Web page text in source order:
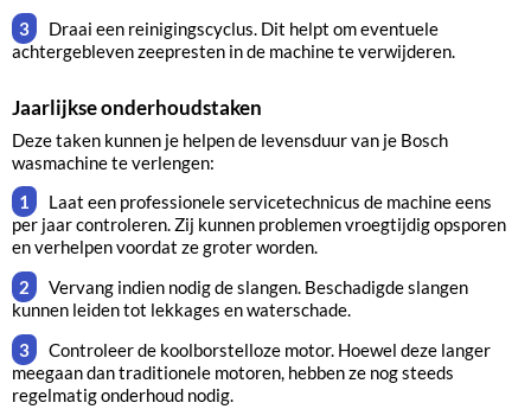
Draai een reinigingscyclus. Dit helpt om eventuele
achtergebleven zeepresten in de machine te verwijderen.
Jaarlijkse onderhoudstaken
Deze taken kunnen je helpen de levensduur van je Bosch
wasmachine te verlengen:
Laat een professionele servicetechnicus de machine eens
per jaar controleren. Zij kunnen problemen vroegtijdig opsporen
en verhelpen voordat ze groter worden.
Vervang indien nodig de slangen. Beschadigde slangen
kunnen leiden tot lekkages en waterschade.
Controleer de koolborstelloze motor. Hoewel deze langer
meegaan dan traditionele motoren, hebben ze nog steeds
regelmatig onderhoud nodig.